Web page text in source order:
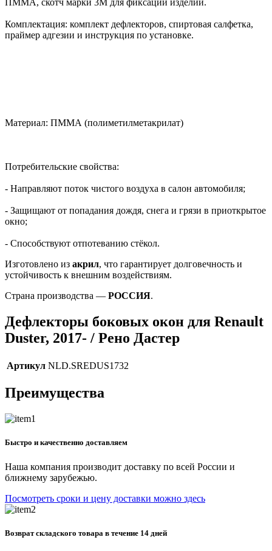
Комплектация: комплект дефлекторов, спиртовая салфетка,
праймер адгезии и инструкция по установке.
Материал: ПММА (полиметилметакрилат)
Потребительские свойства:
- Направляют поток чистого воздуха в салон автомобиля;
- Защищают от попадания дождя, снега и грязи в приоткрытое
окно;
- Способствуют отпотеванию стёкол.
Изготовлено из акрил, что гарантирует долговечность и
устойчивость к внешним воздействиям.
Страна производства — РОССИЯ.
Дефлекторы боковых окон для Renault
Duster, 2017- / Рено Дастер
Артикул NLD.SREDUS1732
Преимущества
Быстро и качественно доставляем
Наша компания производит доставку по всей России и
ближнему зарубежью.
Посмотреть сроки и цену доставки можно здесь
Возврат складского товара в течение 14 дней